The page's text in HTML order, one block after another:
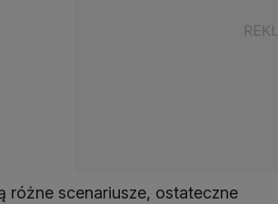
różne scenariusze, ostateczne